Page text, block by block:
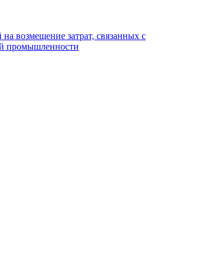
возмещение затрат, связанных с
промышленности